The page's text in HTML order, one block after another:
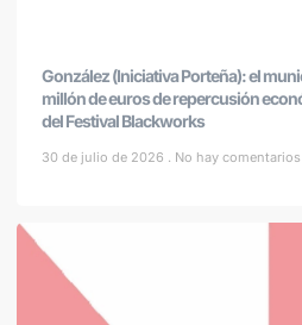
González (Iniciativa Porteña): el
millón de euros de repercusión
del Festival Blackworks
30 de julio de 2026 No hay comentarios